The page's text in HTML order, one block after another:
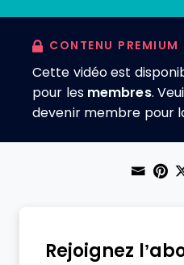
CONTENU PREMIUM
Cette vidéo est
pour les membres.
devenir membre pour
Rejoignez